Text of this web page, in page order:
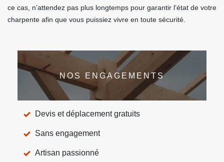
ce cas, n’attendez pas plus longtemps pour garantir l’état de votre
charpente afin que vous puissiez vivre en toute sécurité.
NOS ENGAGEMENTS
Devis et déplacement gratuits
Sans engagement
Artisan passionné